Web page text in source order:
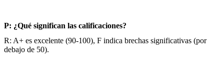
P: ¿Qué significan las calificaciones?
R: A+ es excelente (90-100), F indica brechas significativas (por
debajo de 50).